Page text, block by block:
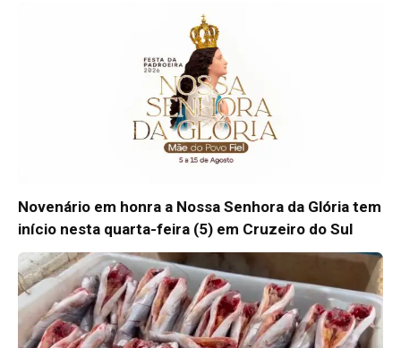
Novenário em honra a Nossa Senhora da Glória tem
início nesta quarta-feira (5) em Cruzeiro do Sul